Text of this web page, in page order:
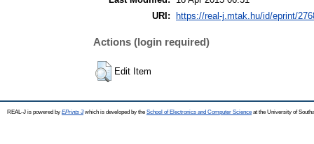
URI:
https://real-j.mtak.hu/id/eprint/
Actions (login required)
Edit Item
REAL-J is powered by EPrints 3which is developed by the School of Electronics and Computer Science at the University of